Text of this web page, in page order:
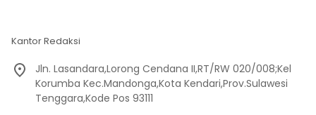
Kantor Redaksi
Jln. Lasandara,Lorong Cendana II,RT/RW 020/008;Kel
Korumba Kec.Mandonga,Kota Kendari,Prov.Sulawesi
Tenggara,Kode Pos 93111